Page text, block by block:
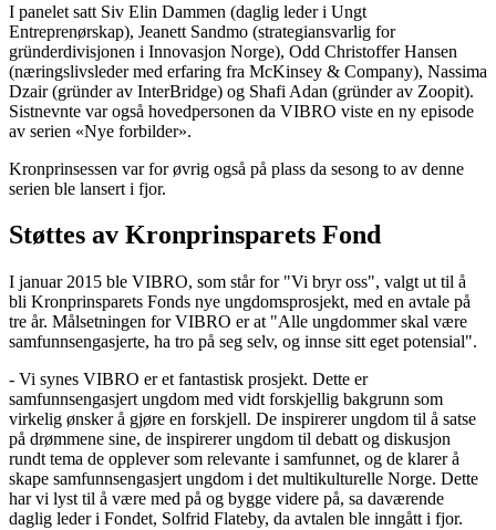
I panelet satt Siv Elin Dammen (daglig leder i Ungt
Entreprenørskap), Jeanett Sandmo (strategiansvarlig for
gründerdivisjonen i Innovasjon Norge), Odd Christoffer Hansen
(næringslivsleder med erfaring fra McKinsey & Company), Nassima
Dzair (gründer av InterBridge) og Shafi Adan (gründer av Zoopit).
Sistnevnte var også hovedpersonen da VIBRO viste en ny episode
av serien «Nye forbilder».
Kronprinsessen var for øvrig også på plass da sesong to av denne
serien ble lansert i fjor.
Støttes av Kronprinsparets Fond
I januar 2015 ble VIBRO, som står for "Vi bryr oss", valgt ut til å
bli Kronprinsparets Fonds nye ungdomsprosjekt, med en avtale på
tre år. Målsetningen for VIBRO er at "Alle ungdommer skal være
samfunnsengasjerte, ha tro på seg selv, og innse sitt eget potensial".
- Vi synes VIBRO er et fantastisk prosjekt. Dette er
samfunnsengasjert ungdom med vidt forskjellig bakgrunn som
virkelig ønsker å gjøre en forskjell. De inspirerer ungdom til å satse
på drømmene sine, de inspirerer ungdom til debatt og diskusjon
rundt tema de opplever som relevante i samfunnet, og de klarer å
skape samfunnsengasjert ungdom i det multikulturelle Norge. Dette
har vi lyst til å være med på og bygge videre på, sa daværende
daglig leder i Fondet, Solfrid Flateby, da avtalen ble inngått i fjor.